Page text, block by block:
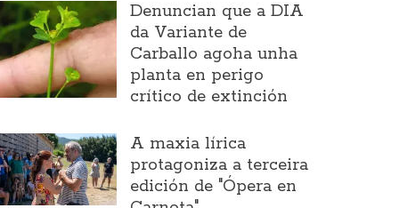
Denuncian que a DIA
da Variante de
Carballo agoha unha
planta en perigo
crítico de extinción
A maxia lírica
protagoniza a terceira
edición de "Ópera en